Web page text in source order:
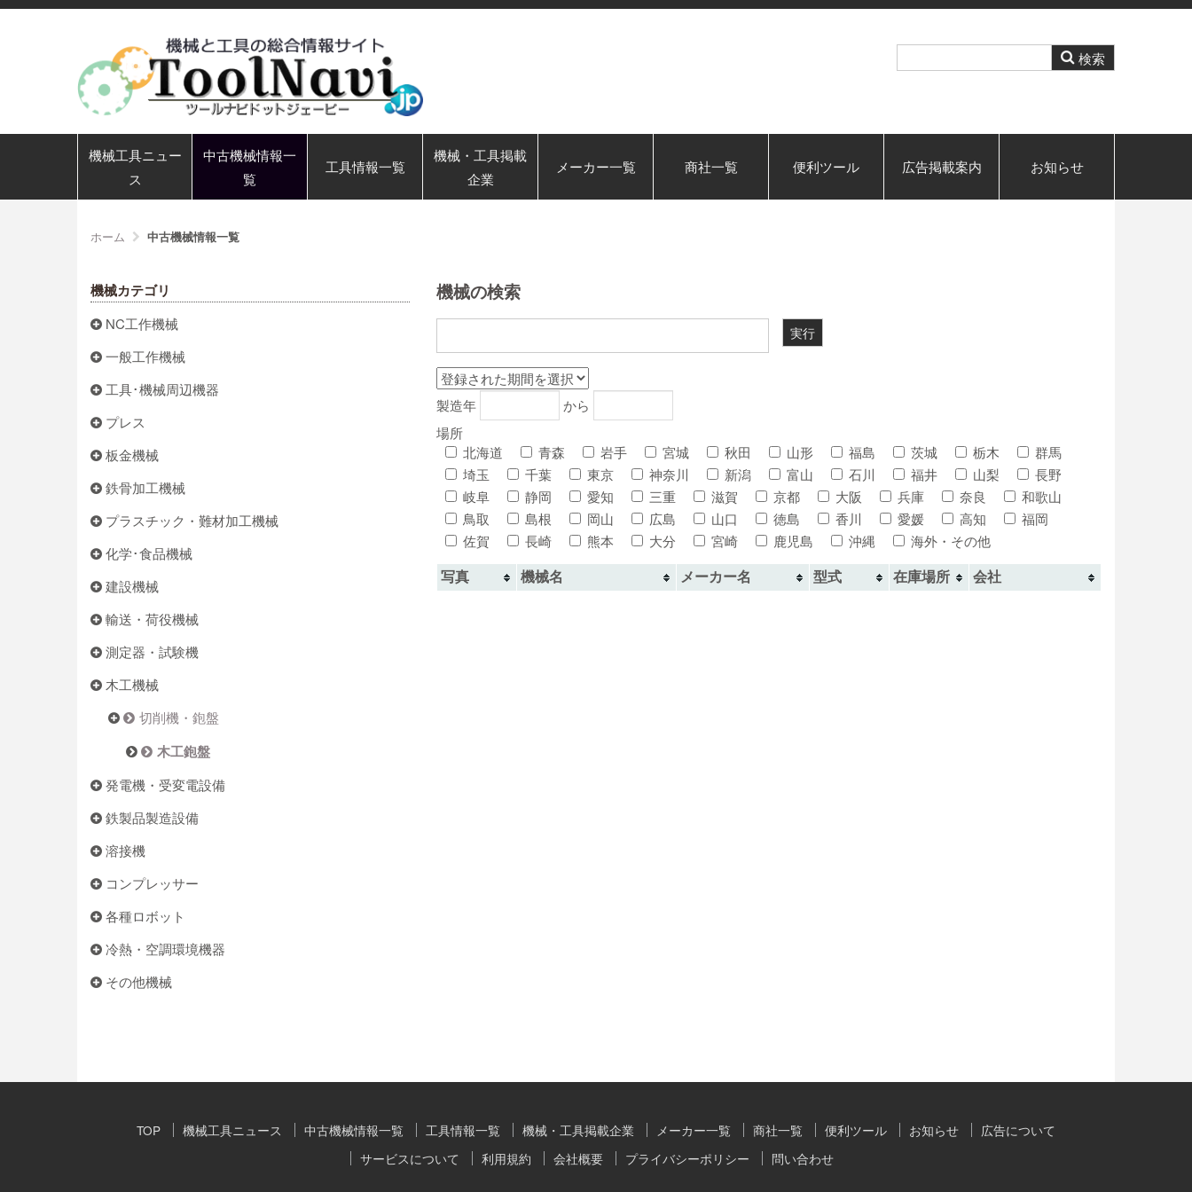
機械工具ニュー
ス
中古機械情報一
覧
工具情報一覧
機械・工具掲載
企業
メーカー一覧 商社一覧 便利ツール 広告掲載案内 お知らせ
ホーム 中古機械情報一覧
機械の検索
製造年
から
場所
北海道
青森 岩手 宮城 秋田 山形 福島 茨城 栃木
群馬
埼玉
千葉 東京 神奈川 新潟 富山 石川 福井 山梨
長野
岐阜
静岡 愛知 三重 滋賀 京都 大阪 兵庫 奈良
和歌山
鳥取
島根 岡山 広島 山口 徳島 香川 愛媛 高知
福岡
佐賀
長崎 熊本 大分 宮崎 鹿児島 沖縄 海外・その他
写真 機械名 メーカー名 型式 在庫場所 会社
機械カテゴリ
NC工作機械
一般工作機械
工具･機械周辺機器
プレス
板金機械
鉄骨加工機械
プラスチック・難材加工機械
化学･食品機械
建設機械
輸送・荷役機械
測定器・試験機
木工機械
切削機・鉋盤
木工鉋盤
発電機・受変電設備
鉄製品製造設備
溶接機
コンプレッサー
各種ロボット
冷熱・空調環境機器
その他機械
TOP 機械工具ニュース 中古機械情報一覧 工具情報一覧 機械・工具掲載企業 メーカー一覧 商社一覧 便利ツール お知らせ
広告について
サービスについて
利用規約 会社概要 プライバシーポリシー 問い合わせ